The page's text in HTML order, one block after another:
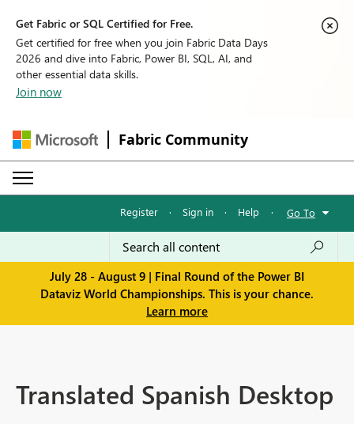
Get Fabric or SQL Certified for Free.
Get certified for free when you join Fabric Data Days
2026 and dive into Fabric, Power BI, SQL, AI, and
other essential data skills.
Join now
Fabric Community
Register · Sign in · Help · Go To
July 28 - August 9 | Final Round of the Power BI
Dataviz World Championships. This is your chance.
Learn more
Translated Spanish Desktop